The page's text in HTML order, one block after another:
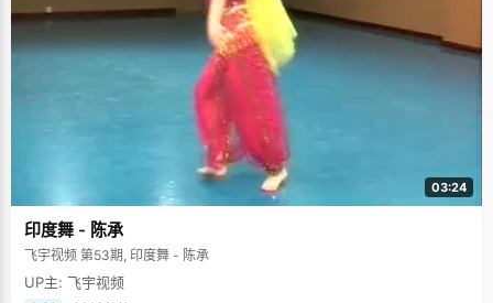
03:24
印度舞 - 陈承
飞宇视频 第53期, 印度舞 - 陈承
UP主: 飞宇视频